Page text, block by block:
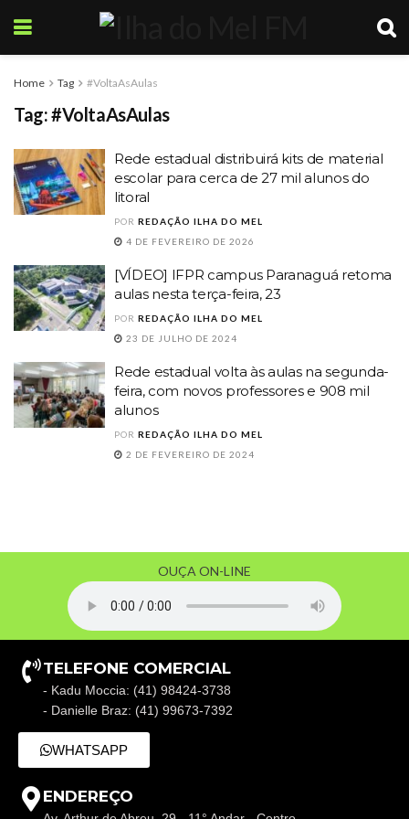
Home Tag #VoltaAsAulas
Tag:#VoltaAsAulas
Rede estadual distribuirá kits de material
escolar para cerca de 27 mil alunos do
litoral
POR REDAÇÃO ILHA DO MEL
4 DE FEVEREIRO DE 2026
[VÍDEO] IFPR campus Paranaguá retoma
aulas nesta terça-feira, 23
POR REDAÇÃO ILHA DO MEL
23 DE JULHO DE 2024
Rede estadual volta às aulas na segunda-
feira, com novos professores e 908 mil
alunos
POR REDAÇÃO ILHA DO MEL
2 DE FEVEREIRO DE 2024
OUÇA ON-LINE
TELEFONE COMERCIAL
- Kadu Moccia: (41) 98424-3738
- Danielle Braz: (41) 99673-7392
WHATSAPP
ENDEREÇO